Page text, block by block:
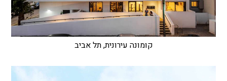
קומונה עירונית, תל אביב